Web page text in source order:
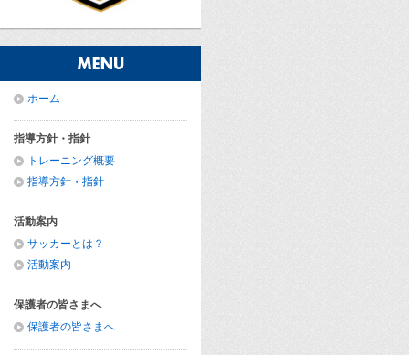
ホーム
指導方針・指針
トレーニング概要
指導方針・指針
活動案内
サッカーとは？
活動案内
保護者の皆さまへ
保護者の皆さまへ